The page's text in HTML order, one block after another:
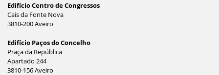
Edifício Centro de Congressos
Cais da Fonte Nova
3810-200 Aveiro
Edifício Paços do Concelho
Praça da República
Apartado 244
3810-156 Aveiro